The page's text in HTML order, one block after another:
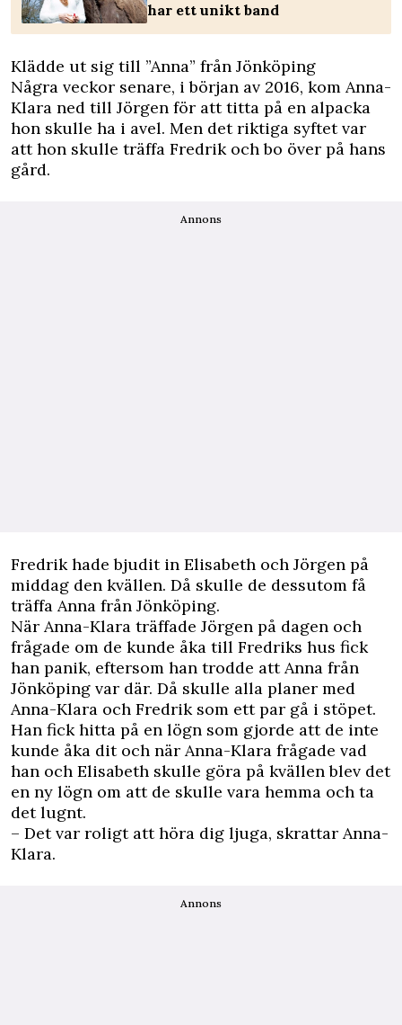
har ett unikt band
Klädde ut sig till ”Anna” från Jönköping
Några veckor senare, i början av 2016, kom Anna-
Klara ned till Jörgen för att titta på en alpacka
hon skulle ha i avel. Men det riktiga syftet var
att hon skulle träffa Fredrik och bo över på hans
gård.
Annons
Fredrik hade bjudit in Elisabeth och Jörgen på
middag den kvällen. Då skulle de dessutom få
träffa Anna från Jönköping.
När Anna-Klara träffade Jörgen på dagen och
frågade om de kunde åka till Fredriks hus fick
han panik, eftersom han trodde att Anna från
Jönköping var där. Då skulle alla planer med
Anna-Klara och Fredrik som ett par gå i stöpet.
Han fick hitta på en lögn som gjorde att de inte
kunde åka dit och när Anna-Klara frågade vad
han och Elisabeth skulle göra på kvällen blev det
en ny lögn om att de skulle vara hemma och ta
det lugnt.
– Det var roligt att höra dig ljuga, skrattar Anna-
Klara.
Annons